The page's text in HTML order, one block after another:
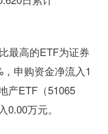
最高的ETF为证券
申购资金净流入1
产ETF（51065
万元。